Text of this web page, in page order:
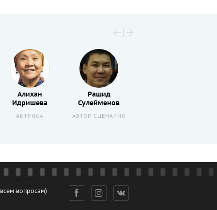
Алихан
Идришева
АКТРИСА
Рашид
Сулейменов
АВТОР СЦЕНАРИЯ
вопросам)